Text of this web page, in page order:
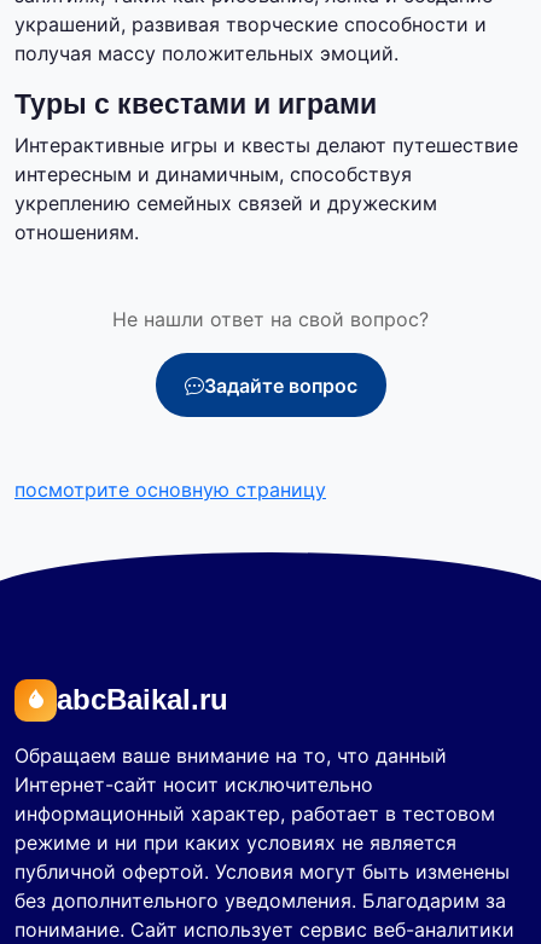
украшений, развивая творческие способности и
получая массу положительных эмоций.
Туры с квестами и играми
Интерактивные игры и квесты делают путешествие
интересным и динамичным, способствуя
укреплению семейных связей и дружеским
отношениям.
Не нашли ответ на свой вопрос?
Задайте вопрос
посмотрите основную страницу
abcBaikal.ru
Обращаем ваше внимание на то, что данный
Интернет-сайт носит исключительно
информационный характер, работает в тестовом
режиме и ни при каких условиях не является
публичной офертой. Условия могут быть изменены
без дополнительного уведомления. Благодарим за
понимание. Сайт использует сервис веб-аналитики